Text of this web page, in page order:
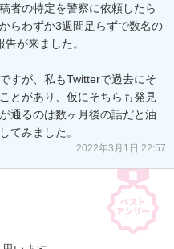
者の特定を警察に依頼したら
らわずか3週間足らずで数名の
が来ました。
すが、私もTwitterで過去にそ
とがあり、仮にそちらも発見
通るのは数ヶ月後の話だと油
てみました。
2022年3月1日 22:57